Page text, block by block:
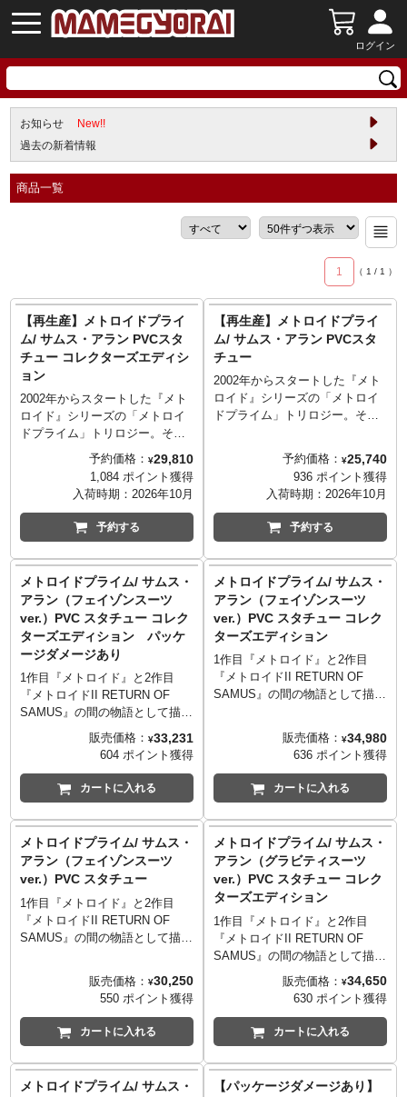
ログイン
お知らせ
New!!
過去の新着情報
商品一覧
1 （ 1 / 1 ）
【再生産】メトロイドプライ
ム/ サムス・アラン PVCスタ
チュー コレクターズエディシ
ョン
2002年からスタートした『メト
ロイド』シリーズの「メトロイ
ドプライム」トリロジー。その
第一作目となる『メトロイドプ
ライム』から、バリアスーツを
装着したサムス・アランのPVC
スタチューが再び！その洗練さ
れたスーツデザインを忠実に立
体化したバリアスーツ。全高約
い」の一言。グラデーションを
利かせたメタリック塗装も丁寧
で、アーマーが放つ独特の質感
も再現しています。『メトロイ
ド』シリーズやサムス・アラン
を象徴するマークとして知られ
る「スクリューアタック」を、
大胆にも台座デザインにセレク
ト！こちらのコレクターズエデ
ス・アランの左手パーツが追加
付属。さらに、スーツに搭載さ
れたLEDによりヘルメット、ア
ームキャノン、ストライプなど
プで、さらに映えるディスプレ
イが楽しめます。
予約価格： ¥29,810
1,084 ポイント獲得
入荷時期： 2026年10月
予約する
【再生産】メトロイドプライ
ム/ サムス・アラン PVCスタ
チュー
2002年からスタートした『メト
ロイド』シリーズの「メトロイ
ドプライム」トリロジー。その
ライム』から、バリアスーツを
装着したサムス・アランのPVC
スタチューが再び！その洗練さ
れたスーツデザインを忠実に立
体化したバリアスーツ。全高約
28センチのシルエットは「美し
利かせたメタリック塗装も丁寧
で、アーマーが放つ独特の質感
も再現しています。『メトロイ
ド』シリーズやサムス・アラン
を象徴するマークとして知られ
る「スクリューアタック」を、
大胆にも台座デザインにセレク
ト！
予約価格： ¥25,740
936 ポイント獲得
入荷時期： 2026年10月
予約する
メトロイドプライム/ サムス・
アラン（フェイゾンスーツ
ver.）PVC スタチュー コレク
ターズエディション パッケ
ージダメージあり
1作目『メトロイド』と2作目
『メトロイドII RETURN OF
SAMUS』の間の物語として描か
れたゲーム作品『メトロイドプ
ライム』より、高い防御性能と
フェイゾンへの耐性を持つ強化
型パワードスーツ「フェイゾン
スーツ」を装着した主人公サム
ス・アランがPVCスタチューと
なって登場です。フェイゾンス
ーツを象徴する黒色をベースと
したカラーリングにもコダワ
リ、忠実に再現。台座には『メ
トロイド』シリーズやサムス・
アランを象徴するマークとして
知られる「スクリューアタッ
ョンでは、スーツに搭載された
USB-C電源のLED（※USBコー
ドは付属いたしません。）によ
りヘルメット、アームキャノ
イトアップで、さらに映えるデ
ィスプレイが楽しめます。
販売価格： ¥33,231
604 ポイント獲得
カートに入れる
メトロイドプライム/ サムス・
アラン（フェイゾンスーツ
ver.）PVC スタチュー コレク
ターズエディション
1作目『メトロイド』と2作目
『メトロイドII RETURN OF
SAMUS』の間の物語として描か
ライム』より、高い防御性能と
フェイゾンへの耐性を持つ強化
型パワードスーツ「フェイゾン
スーツ」を装着した主人公サム
ス・アランがPVCスタチューと
ーツを象徴する黒色をベースと
したカラーリングにもコダワ
リ、忠実に再現。台座には『メ
トロイド』シリーズやサムス・
アランを象徴するマークとして
知られる「スクリューアタッ
ク」がデザインされています。
こちらのコレクターズエディシ
USB-C電源のLED（※USBコー
ドは付属いたしません。）によ
りヘルメット、アームキャノ
ン、ストライプなどが発光。ラ
ィスプレイが楽しめます。
販売価格： ¥34,980
636 ポイント獲得
カートに入れる
メトロイドプライム/ サムス・
アラン（フェイゾンスーツ
ver.）PVC スタチュー
1作目『メトロイド』と2作目
『メトロイドII RETURN OF
SAMUS』の間の物語として描か
フェイゾンへの耐性を持つ強化
型パワードスーツ「フェイゾン
スーツ」を装着した主人公サム
ス・アランがPVCスタチューと
したカラーリングにもコダワ
販売価格： ¥30,250
550 ポイント獲得
カートに入れる
メトロイドプライム/ サムス・
アラン（グラビティスーツ
ver.）PVC スタチュー コレク
ターズエディション
1作目『メトロイド』と2作目
『メトロイドII RETURN OF
SAMUS』の間の物語として描か
れたゲーム作品『メトロイドプ
ライム』より耐久性能が大幅に
強化された機能強化型パワード
スーツ「グラビティスーツ」を
装着した主人公サムス・アラン
です。グラビティスーツを象徴
するカラーリングにもコダワ
販売価格： ¥34,650
630 ポイント獲得
カートに入れる
メトロイドプライム/ サムス・
【パッケージダメージあり】